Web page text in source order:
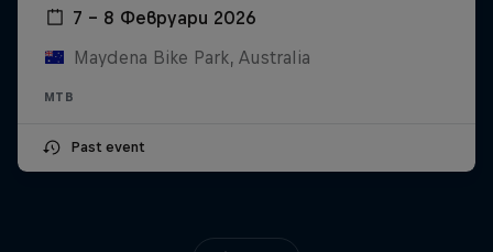
7 – 8 Февруари 2026
Maydena Bike Park, Australia
MTB
Past event